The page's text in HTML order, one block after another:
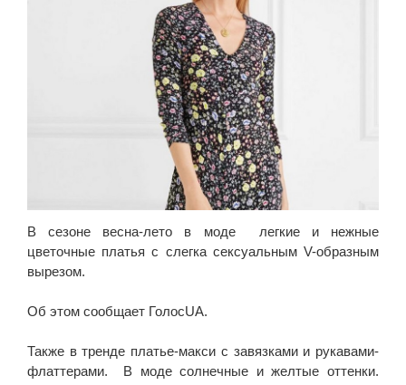
В сезоне весна-лето в моде легкие и нежные
цветочные платья с слегка сексуальным V-образным
вырезом.
Об этом сообщает ГолосUA.
Также в тренде платье-макси с завязками и рукавами-
флаттерами. В моде солнечные и желтые оттенки.